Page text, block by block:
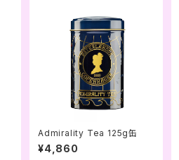
Admirality Tea 125g缶
¥4,860